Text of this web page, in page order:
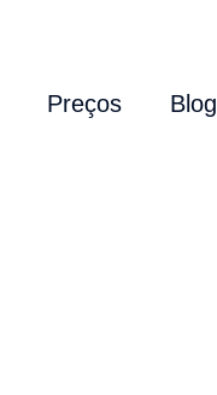
Preços Blog